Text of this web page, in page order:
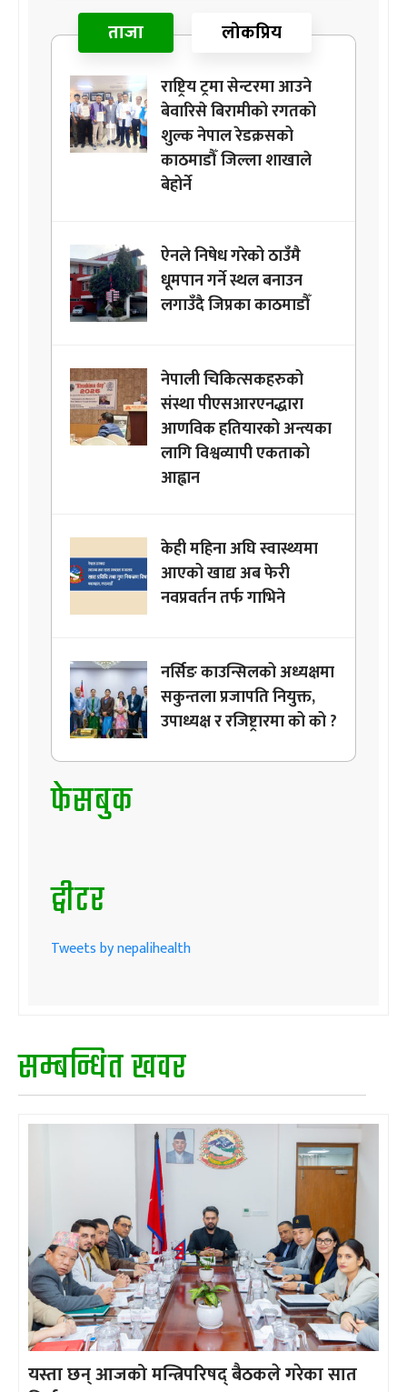
ताजा लोकप्रिय
राष्ट्रिय ट्रमा सेन्टरमा आउने
बेवारिसे बिरामीको रगतको
शुल्क नेपाल रेडक्रसको
काठमाडौँ जिल्ला शाखाले
बेहोर्ने
ऐनले निषेध गरेको ठाउँमै
धूमपान गर्ने स्थल बनाउन
लगाउँदै जिप्रका काठमाडौँ
नेपाली चिकित्सकहरुको
संस्था पीएसआरएनद्धारा
आणविक हतियारको अन्त्यका
लागि विश्वव्यापी एकताको
आह्वान
केही महिना अघि स्वास्थ्यमा
आएको खाद्य अब फेरी
नवप्रवर्तन तर्फ गाभिने
नर्सिङ काउन्सिलको अध्यक्षमा
सकुन्तला प्रजापति नियुक्त,
उपाध्यक्ष र रजिष्ट्रारमा को को ?
फेसबुक
ट्वीटर
Tweets by nepalihealth
सम्बन्धित खवर
यस्ता छन् आजको मन्त्रिपरिषद् बैठकले गरेका सात